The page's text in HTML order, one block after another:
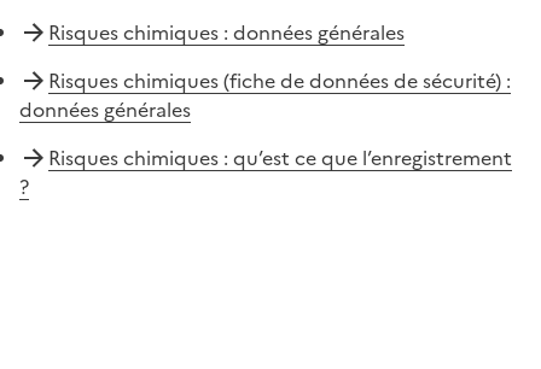
Risques chimiques : données générales
Risques chimiques (fiche de données de sécurité) :
données générales
Risques chimiques : qu’est ce que l’enregistrement
?